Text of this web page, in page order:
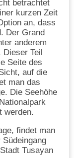
betrachtet
kurzen Zeit
an, dass
Der Grand
anderem
Dieser Teil
Seite des
auf die
man das
Die Seehöhe
werden.
findet man
Tusayan